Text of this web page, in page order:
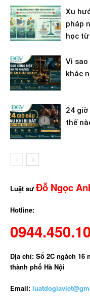
Xu
pháp
học
Vì
khác
24
thế
Luật sưĐỗ Ngọc
Hotline:
Địa chỉ: Số 2C ngách 16
thành phố Hà Nội
Email: